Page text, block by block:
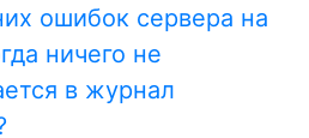
ошибок сервера на
ничего не
в журнал